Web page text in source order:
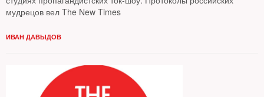
мудрецов вел The New Times
ИВАН ДАВЫДОВ